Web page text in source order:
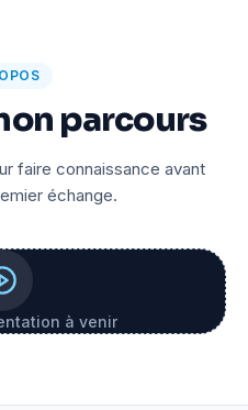
parcours
faire connaissance avant
échange.
à venir